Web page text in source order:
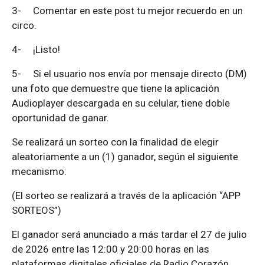
3- Comentar en este post tu mejor recuerdo en un
circo.
4- ¡Listo!
5- Si el usuario nos envía por mensaje directo (DM)
una foto que demuestre que tiene la aplicación
Audioplayer descargada en su celular, tiene doble
oportunidad de ganar.
Se realizará un sorteo con la finalidad de elegir
aleatoriamente a un (1) ganador, según el siguiente
mecanismo:
(El sorteo se realizará a través de la aplicación “APP
SORTEOS”)
El ganador será anunciado a más tardar el 27 de julio
de 2026 entre las 12:00 y 20:00 horas en las